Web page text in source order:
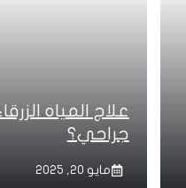
علاج المياه
جراحي؟
مايو 20, 2025